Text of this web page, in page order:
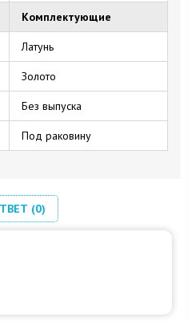
Комплектующие
Латунь
Золото
Без выпуска
Под раковину
(0)